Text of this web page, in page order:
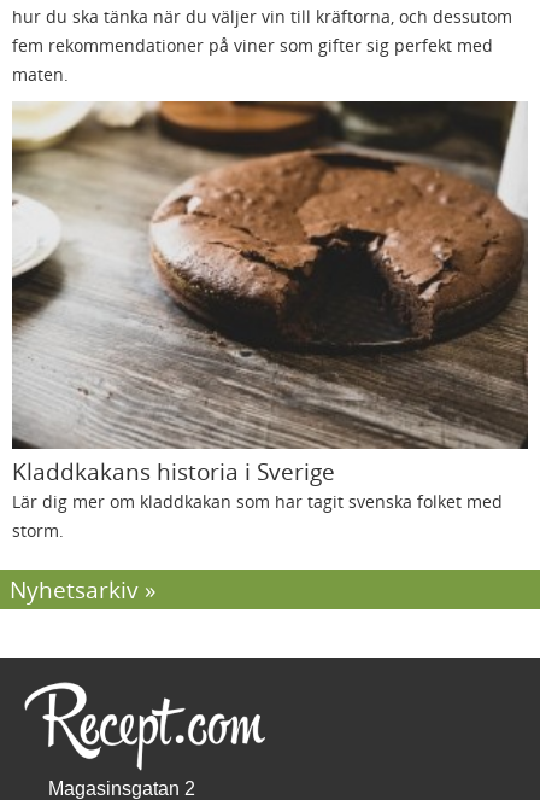
hur du ska tänka när du väljer vin till kräftorna, och dessutom
fem rekommendationer på viner som gifter sig perfekt med
maten.
Kladdkakans historia i Sverige
Lär dig mer om kladdkakan som har tagit svenska folket med
storm.
Nyhetsarkiv
Magasinsgatan 2